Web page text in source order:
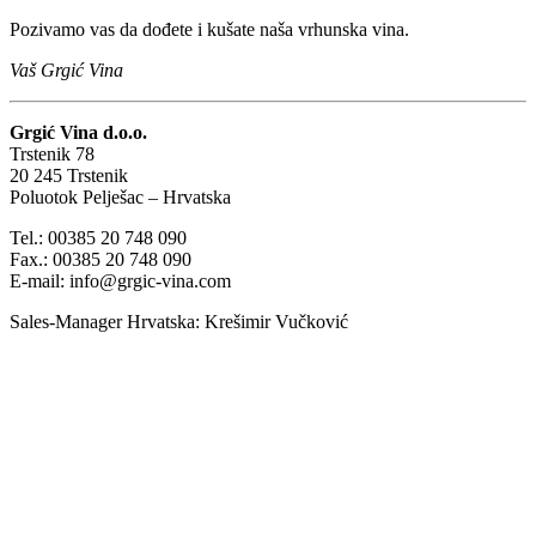
Pozivamo vas da dođete i kušate naša vrhunska vina.
Vaš Grgić Vina
Grgić Vina d.o.o.
Trstenik 78
20 245 Trstenik
Poluotok Pelješac – Hrvatska
Tel.: 00385 20 748 090
Fax.: 00385 20 748 090
E-mail: info@grgic-vina.com
Sales-Manager Hrvatska: Krešimir Vučković